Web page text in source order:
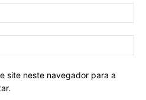
site neste navegador para a